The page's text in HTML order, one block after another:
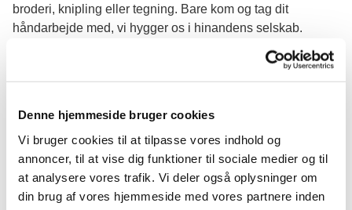
Denne hjemmeside bruger cookies
Vi bruger cookies til at tilpasse vores indhold og
annoncer, til at vise dig funktioner til sociale medier og til
at analysere vores trafik. Vi deler også oplysninger om
din brug af vores hjemmeside med vores partnere inden
broderi, knipling eller tegning. Bare kom og tag dit
håndarbejde med, vi hygger os i hinandens selskab.
Der er også mulighed for at strikke dåbsklude til kirken.